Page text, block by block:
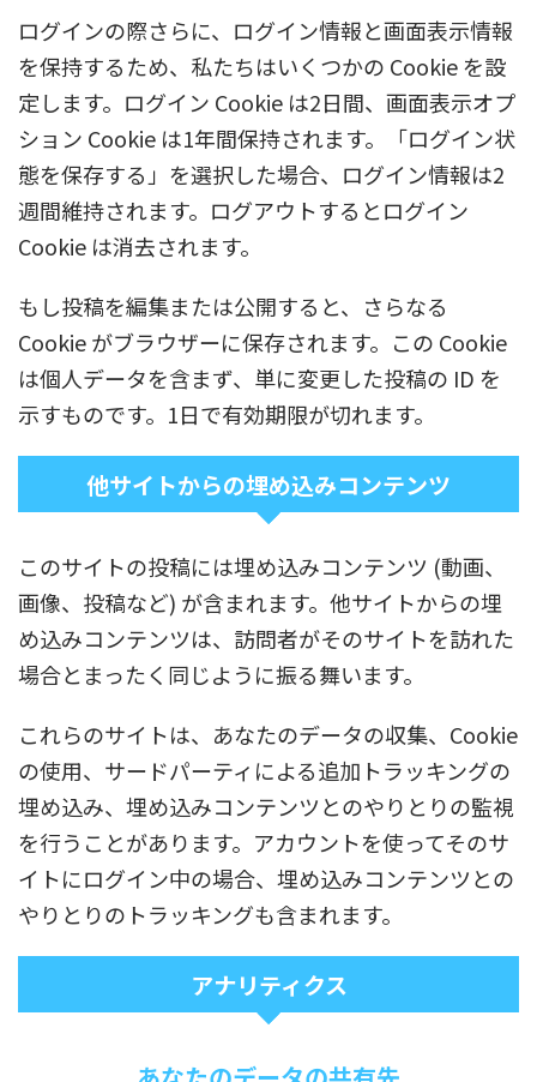
ログインの際さらに、ログイン情報と画面表示情報
を保持するため、私たちはいくつかの Cookie を設
定します。ログイン Cookie は2日間、画面表示オプ
ション Cookie は1年間保持されます。「ログイン状
態を保存する」を選択した場合、ログイン情報は2
週間維持されます。ログアウトするとログイン
Cookie は消去されます。
もし投稿を編集または公開すると、さらなる
Cookie がブラウザーに保存されます。この Cookie
は個人データを含まず、単に変更した投稿の ID を
示すものです。1日で有効期限が切れます。
他サイトからの埋め込みコンテンツ
このサイトの投稿には埋め込みコンテンツ (動画、
画像、投稿など) が含まれます。他サイトからの埋
め込みコンテンツは、訪問者がそのサイトを訪れた
場合とまったく同じように振る舞います。
これらのサイトは、あなたのデータの収集、Cookie
の使用、サードパーティによる追加トラッキングの
埋め込み、埋め込みコンテンツとのやりとりの監視
を行うことがあります。アカウントを使ってそのサ
イトにログイン中の場合、埋め込みコンテンツとの
やりとりのトラッキングも含まれます。
アナリティクス